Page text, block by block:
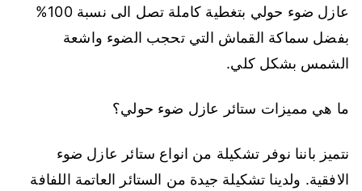
عازل ضوء حولي بتغطية كاملة تصل الى نسبة 100%
بفضل سماكة القماش التي تحجب الضوء واشعة
الشمس بشكل كلي.
ما هي مميزات ستائر عازل ضوء حولي؟
نتميز باننا نوفر تشكيلة من انواع ستائر عازل ضوء
الافقية. ولدينا تشكيلة جيدة من الستائر العاتمة اللفافة